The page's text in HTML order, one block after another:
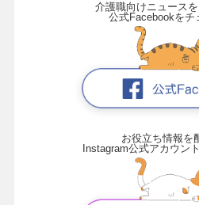
介護職向けニュースを
公式Facebookをチ
お役立ち情報を
Instagram公式アカウン